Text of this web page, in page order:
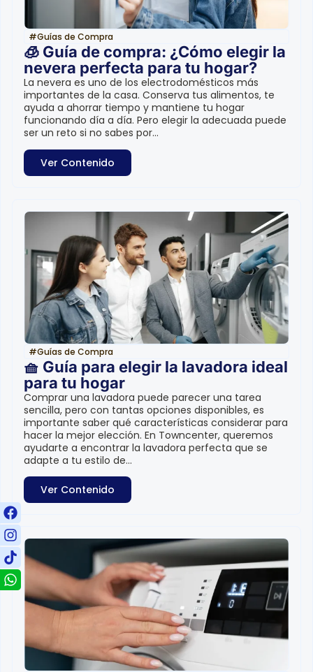
#Guías de Compra
🧊 Guía de compra: ¿Cómo elegir la
nevera perfecta para tu hogar?
La nevera es uno de los electrodomésticos más
importantes de la casa. Conserva tus alimentos, te
ayuda a ahorrar tiempo y mantiene tu hogar
funcionando día a día. Pero elegir la adecuada puede
ser un reto si no sabes por...
Ver Contenido
#Guías de Compra
🧺 Guía para elegir la lavadora ideal
para tu hogar
Comprar una lavadora puede parecer una tarea
sencilla, pero con tantas opciones disponibles, es
importante saber qué características considerar para
hacer la mejor elección. En Towncenter, queremos
ayudarte a encontrar la lavadora perfecta que se
adapte a tu estilo de...
Ver Contenido